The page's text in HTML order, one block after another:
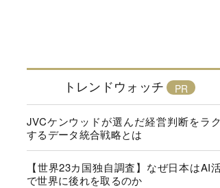
トレンドウォッチ
JVCケンウッドが選んだ経営判断をラ
するデータ統合戦略とは
【世界23カ国独自調査】なぜ日本はAI
で世界に後れを取るのか